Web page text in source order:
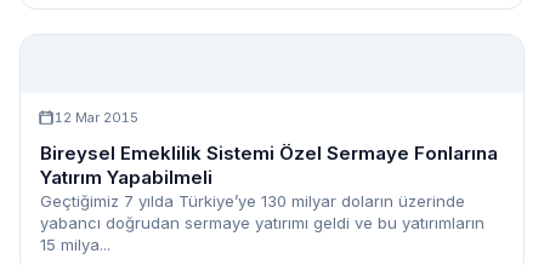
12 Mar 2015
Bireysel Emeklilik Sistemi Özel Sermaye Fonlarına
Yatırım Yapabilmeli
Geçtiğimiz 7 yılda Türkiye’ye 130 milyar doların üzerinde
yabancı doğrudan sermaye yatırımı geldi ve bu yatırımların
15 milya...